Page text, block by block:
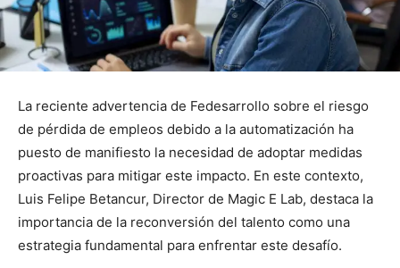
La reciente advertencia de Fedesarrollo sobre el riesgo
de pérdida de empleos debido a la automatización ha
puesto de manifiesto la necesidad de adoptar medidas
proactivas para mitigar este impacto. En este contexto,
Luis Felipe Betancur, Director de Magic E Lab, destaca la
importancia de la reconversión del talento como una
estrategia fundamental para enfrentar este desafío.